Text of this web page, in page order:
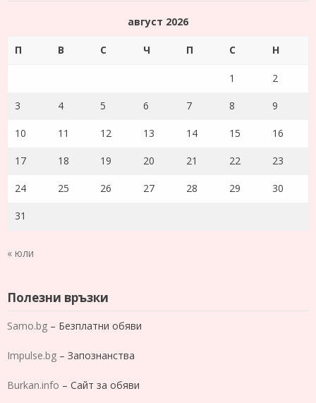
август 2026
П В С Ч П С Н
1 2
3 4 5 6 7 8 9
10 11 12 13 14 15 16
17 18 19 20 21 22 23
24 25 26 27 28 29 30
31
« юли
Полезни връзки
Samo.bg – Безплатни обяви
Impulse.bg – Запознанства
Burkan.info – Сайт за обяви